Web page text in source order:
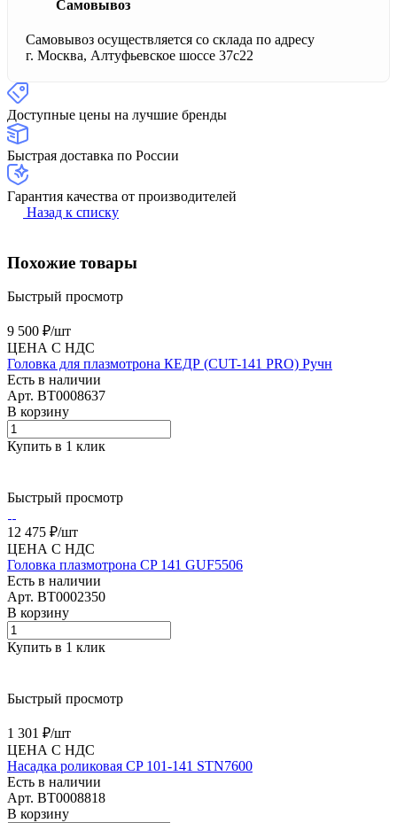
Самовывоз
Самовывоз осуществляется со склада по адресу
г. Москва, Алтуфьевское шоссе 37с22
Доступные цены на лучшие бренды
Быстрая доставка по России
Гарантия качества от производителей
Назад к списку
Похожие товары
Быстрый просмотр
9 500 ₽/шт
ЦЕНА С НДС
Головка для плазмотрона КЕДР (CUT-141 PRO) Ручн
Есть в наличии
Арт. BT0008637
В корзину
Купить в 1 клик
Быстрый просмотр
12 475 ₽/шт
ЦЕНА С НДС
Головка плазмотрона CP 141 GUF5506
Есть в наличии
Арт. BT0002350
В корзину
Купить в 1 клик
Быстрый просмотр
1 301 ₽/шт
ЦЕНА С НДС
Насадка роликовая CP 101-141 STN7600
Есть в наличии
Арт. BT0008818
В корзину